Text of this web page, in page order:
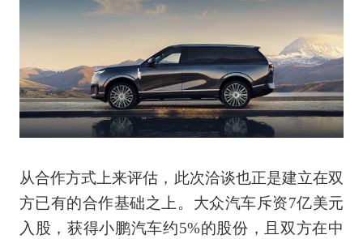
从合作方式上来评估，此次洽谈也正是建立在双
方已有的合作基础之上。大众汽车斥资7亿美元
入股，获得小鹏汽车约5%的股份，且双方在中